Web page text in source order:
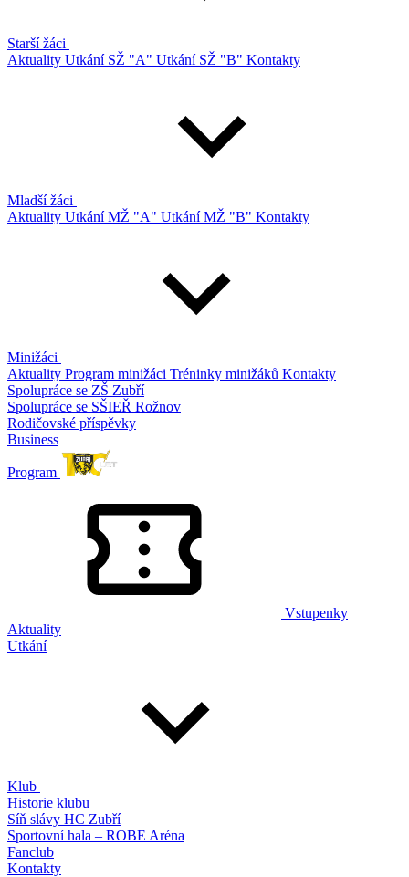
Starší žáci
Aktuality Utkání SŽ "A" Utkání SŽ "B" Kontakty
Mladší žáci
Aktuality Utkání MŽ "A" Utkání MŽ "B" Kontakty
Minižáci
Aktuality Program minižáci Tréninky minižáků Kontakty
Spolupráce se ZŠ Zubří
Spolupráce se SŠIEŘ Rožnov
Rodičovské příspěvky
Business
Program
Vstupenky
Aktuality
Utkání
Klub
Historie klubu
Síň slávy HC Zubří
Sportovní hala – ROBE Aréna
Fanclub
Kontakty